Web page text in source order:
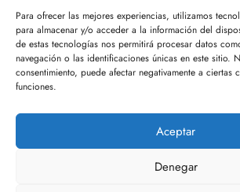
Para ofrecer las mejores experiencias, utilizamos
para almacenar y/o acceder a la información del
de estas tecnologías nos permitirá procesar datos
navegación o las identificaciones únicas en este sitio.
consentimiento, puede afectar negativamente a ciertas
funciones.
Aceptar
Denegar
Politicas De Privacidad